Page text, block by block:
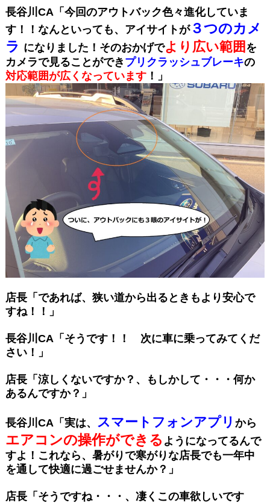
長谷川CA「今回のアウトバック色々進化していま
す！！なんといっても、アイサイトが３つのカメ
ラ になりました！そのおかげでより広い範囲 を
カメラで見ることができ プリクラッシュブレーキの
対応範囲が広くなっています！」
店長「であれば、狭い道から出るときもより安心で
すね！！」
長谷川CA「そうです！！ 次に車に乗ってみてくだ
さい！」
店長「涼しくないですか？、もしかして・・・何か
あるんですか？」
長谷川CA「実は、 スマートフォンアプリ から
エアコンの操作ができる ようになってるんで
すよ！ これなら、暑がりで寒がりな店長でも一年中
を通して快適に過ごせませんか？」
店長「そうですね・・・、凄くこの車欲しいです